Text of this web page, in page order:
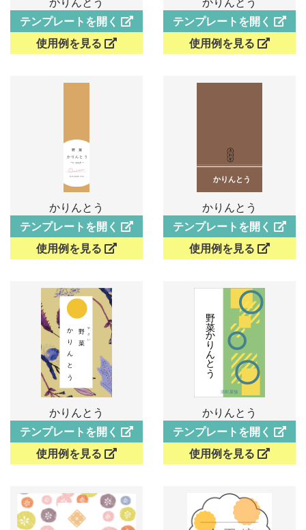
テンプレートを開く
使用例を見る
テンプレートを開く
使用例を見る
かりんとう
テンプレートを開く
使用例を見る
かりんとう
テンプレートを開く
使用例を見る
かりんとう
テンプレートを開く
使用例を見る
かりんとう
テンプレートを開く
使用例を見る